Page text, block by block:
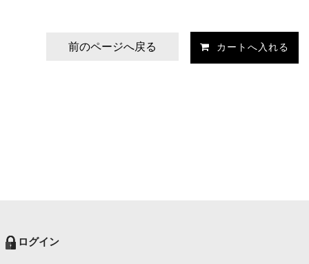
前のページへ戻る
ログイン